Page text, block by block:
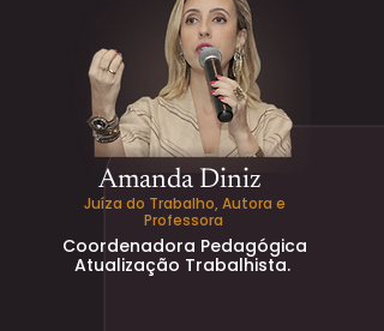
Juíza do Trabalho, Autora e
Professora
Coordenadora Pedagógica
Atualização Trabalhista.
Amanda Diniz